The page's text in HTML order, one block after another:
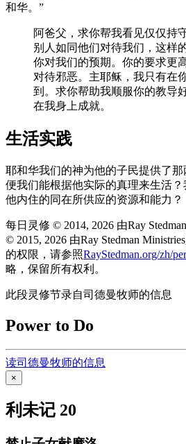
和华。”
阿爸父，求你帮我看见仅仅持
别人如同他们对待我们，这样
你对我们的预期。你的要求更
对待邪恶。主耶稣，我只有在
到。求你帮助我顺服你的教导
在我身上成就。
生活实践
耶和华我们的神为他的子民提供了
便我们能根据他实际的真理来生活
他内住的同在所供应的资源和能力？
每日灵修 © 2014, 2026 由Ray
© 2015, 2026 由Ray Stedman
的权限，请参照RayStedman.org/zh/
略，保留所有权利。
此段灵修节录自司德曼牧师的信息
Power to Do
读司德曼牧师的信息
×
利未记 20